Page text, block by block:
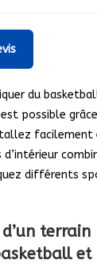
du
possible
facilement
différents